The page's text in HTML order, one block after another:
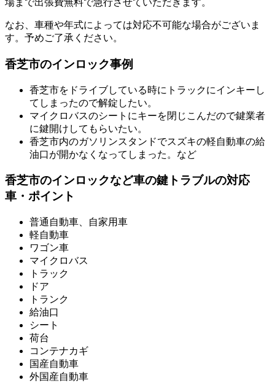
場まで出張費無料で急行させていただきます。
なお、車種や年式によっては対応不可能な場合がございま
す。予めご了承ください。
香芝市のインロック事例
香芝市をドライブしている時にトラックにインキーし
てしまったので解錠したい。
マイクロバスのシートにキーを閉じこんだので鍵業者
に鍵開けしてもらいたい。
香芝市内のガソリンスタンドでスズキの軽自動車の給
油口が開かなくなってしまった。など
香芝市のインロックなど車の鍵トラブルの対応
車・ポイント
普通自動車、自家用車
軽自動車
ワゴン車
マイクロバス
トラック
ドア
トランク
給油口
シート
荷台
コンテナカギ
国産自動車
外国産自動車